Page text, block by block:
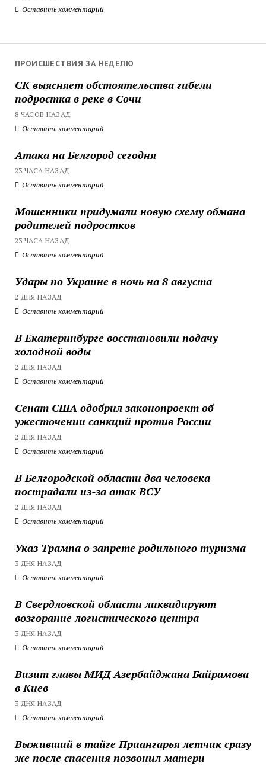
Оставить комментарий
ПРОИСШЕСТВИЯ ЗА НЕДЕЛЮ
СК выясняет обстоятельства гибели
подростка в реке в Сочи
8 ЧАСОВ НАЗАД
Оставить комментарий
Атака на Белгород сегодня
23 ЧАСА НАЗАД
Оставить комментарий
Мошенники придумали новую схему обмана
родителей подростков
23 ЧАСА НАЗАД
Оставить комментарий
Удары по Украине в ночь на 8 августа
2 ДНЯ НАЗАД
Оставить комментарий
В Екатеринбурге восстановили подачу
холодной воды
2 ДНЯ НАЗАД
Оставить комментарий
Сенат США одобрил законопроект об
ужесточении санкций против России
2 ДНЯ НАЗАД
Оставить комментарий
В Белгородской области два человека
пострадали из-за атак ВСУ
2 ДНЯ НАЗАД
Оставить комментарий
Указ Трампа о запрете родильного туризма
3 ДНЯ НАЗАД
Оставить комментарий
В Свердловской области ликвидируют
возгорание логистического центра
3 ДНЯ НАЗАД
Оставить комментарий
Визит главы МИД Азербайджана Байрамова
в Киев
3 ДНЯ НАЗАД
Оставить комментарий
Выживший в тайге Приангарья летчик сразу
же после спасения позвонил матери